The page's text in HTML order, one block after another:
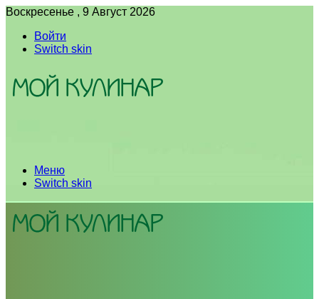
Воскресенье , 9 Август 2026
Войти
Switch skin
Меню
Switch skin